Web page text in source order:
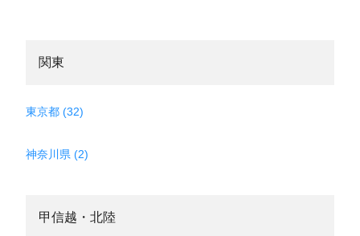
関東
東京都 (32)
神奈川県 (2)
甲信越・北陸